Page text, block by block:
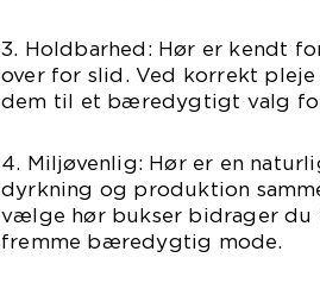
3. Holdbarhed: Hør er kendt
over for slid. Ved korrekt
dem til et bæredygtigt valg
4. Miljøvenlig: Hør er en
dyrkning og produktion
vælge hør bukser bidrager
fremme bæredygtig mode.